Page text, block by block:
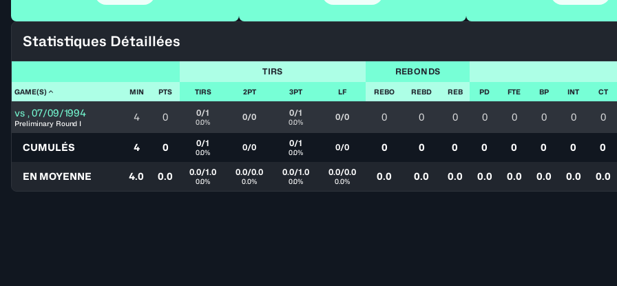
Statistiques Détaillées
TIRS REBONDS
GAME(S) MIN PTS TIRS 2PT 3PT LF REBO REBD REB PD FTE BP INT CT
vs ,07/09/1994
Preliminary Round I
4 0 0/1
0.0% 0/0 0/1
0.0% 0/0 0 0 0 0 0 0 0 0
CUMULÉS 4 0 0/1
0.0% 0/0 0/1
0.0% 0/0 0 0 0 0 0 0 0 0
EN MOYENNE 4.0 0.0 0.0/1.0
0.0%
0.0/0.0
0.0%
0.0/1.0
0.0%
0.0/0.0
0.0% 0.0 0.0 0.0 0.0 0.0 0.0 0.0 0.0